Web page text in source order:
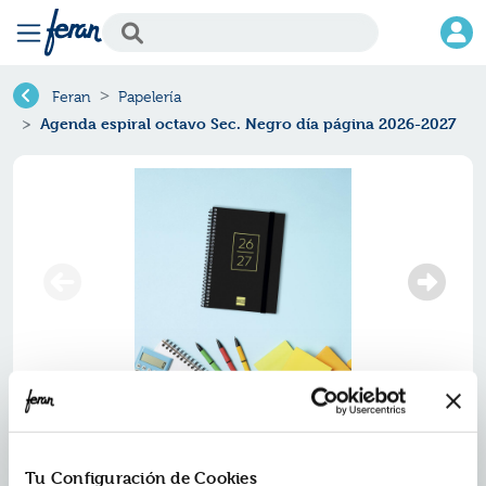
Tu Configuración de Cookies
Feran Papelería
Agenda espiral octavo Sec. Negro día página 2026-2027